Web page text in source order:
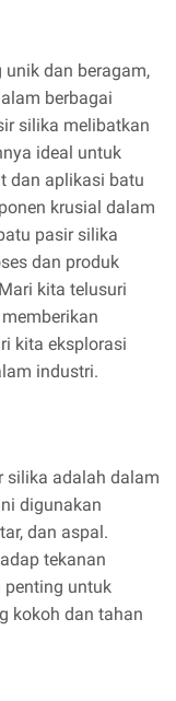
dan beragam,
berbagai
silika melibatkan
ideal untuk
dan aplikasi batu
krusial dalam
pasir silika
dan produk
kita telusuri
kita eksplorasi
industri.
silika adalah dalam
digunakan
dan aspal.
tekanan
penting untuk
kokoh dan tahan